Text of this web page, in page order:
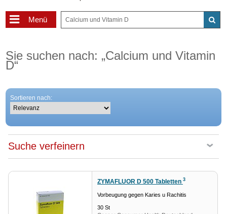
Menü
Sie suchen nach: „Calcium und Vitamin
D“
Sortieren nach:
Suche verfeinern
ZYMAFLUOR D 500 Tabletten 3
Vorbeugung gegen Karies u Rachitis
30 St